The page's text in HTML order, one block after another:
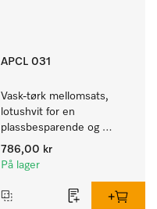
APCL 031
Vask-tørk mellomsats,
lotushvit for en
plassbesparende og
sikker oppstilling i en vask-
tørk-søyle.
786,00 kr
På lager